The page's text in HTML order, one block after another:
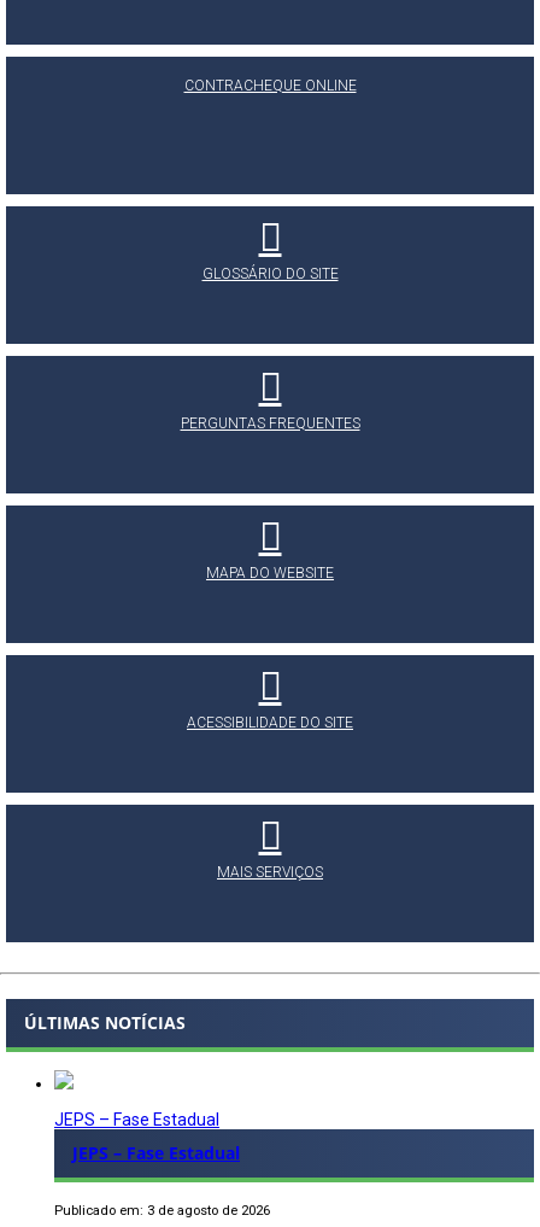
CONTRACHEQUE ONLINE
GLOSSÁRIO DO SITE
PERGUNTAS FREQUENTES
MAPA DO WEBSITE
ACESSIBILIDADE DO SITE
MAIS SERVIÇOS
ÚLTIMAS NOTÍCIAS
JEPS – Fase Estadual
JEPS – Fase Estadual
Publicado em: 3 de agosto de 2026